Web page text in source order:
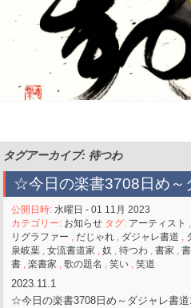
タグアーカイブ: 待つわ
☆今日の楽書3708日め～
公開日時:水曜日 - 01 11月 2023
カテゴリー: お知らせ タグ: アーティスト ,
リグラファー , だじゃれ , ダジャレ書道 ,
泉岐葉 ,女流書道家 ,奴 ,待つわ ,書家 ,
書 ,楽書家 ,歌の題名 ,笑い ,笑道
2023.11.1
☆今日の楽書3708日め～ダジャレ書道